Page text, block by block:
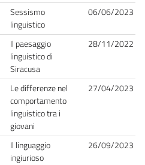
Sessismo
linguistico
06/06/2023
Il paesaggio
linguistico di
Siracusa
28/11/2022
Le differenze nel
comportamento
linguistico tra i
giovani
27/04/2023
Il linguaggio
ingiurioso
26/09/2023